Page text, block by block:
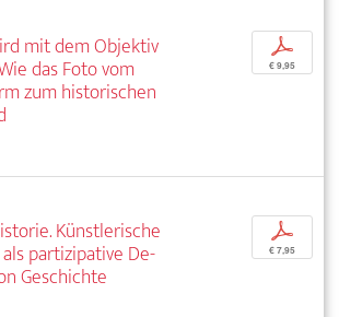
mit dem Objektiv
das Foto vom
zum historischen
p
€ 9,95
Künstlerische
partizipative De-
Geschichte
p
€ 7,95